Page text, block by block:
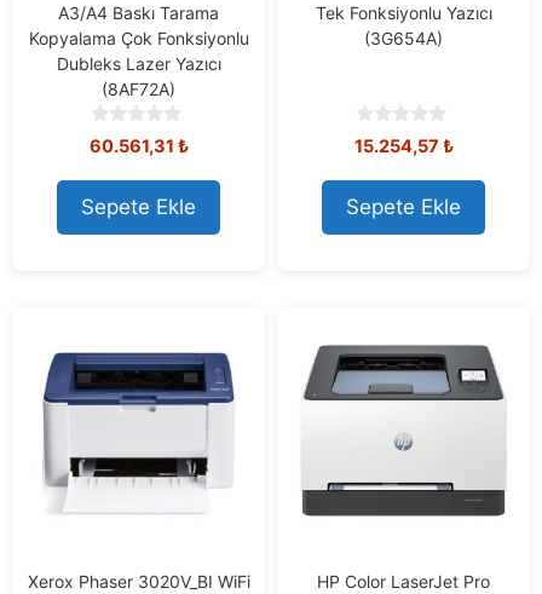
A3/A4 Baskı Tarama
Kopyalama Çok Fonksiyonlu
Dubleks Lazer Yazıcı
(8AF72A)
0
o
u
t
o
f
60.561,31 ₺
Sepete Ekle
Tek Fonksiyonlu Yazıcı
(3G654A)
0
o
u
t
o
f
15.254,57 ₺
Sepete Ekle
Xerox Phaser 3020V_BI WiFi
HP Color LaserJet Pro